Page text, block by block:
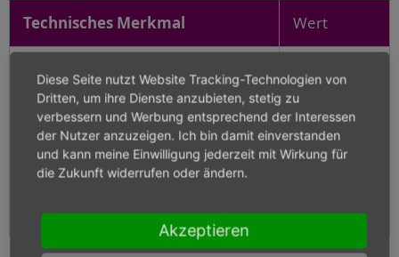
Technisches Merkmal Wert
Breite 14,2
Hartmetallsorte K-40UF
Höhe 3,2
Länge 100
Diese Seite nutzt Website Tracking-Technologien von
Dritten, um ihre Dienste anzubieten, stetig zu
verbessern und Werbung entsprechend der Interessen
der Nutzer anzuzeigen. Ich bin damit einverstanden
und kann meine Einwilligung jederzeit mit Wirkung für
die Zukunft widerrufen oder ändern.
Akzeptieren